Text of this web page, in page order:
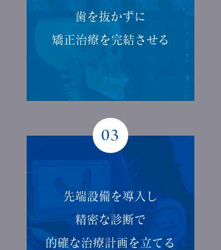
歯を抜かずに
矯正治療を完結させる
03
先端設備を導入し
精密な診断で
的確な治療計画を立てる